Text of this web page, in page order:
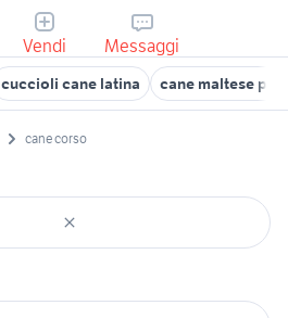
Vendi Messaggi
cuccioli cane latina cane maltese
cane corso